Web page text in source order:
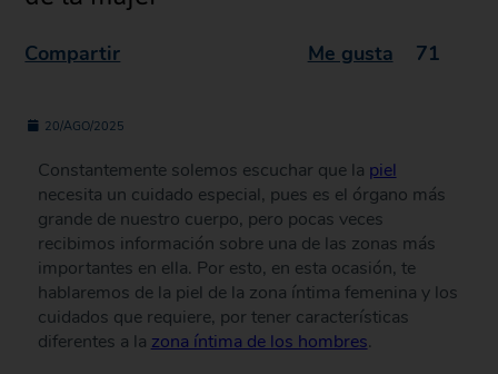
Compartir Me gusta 71
20/AGO/2025
Constantemente solemos escuchar que la piel
necesita un cuidado especial, pues es el órgano más
grande de nuestro cuerpo, pero pocas veces
recibimos información sobre una de las zonas más
importantes en ella. Por esto, en esta ocasión, te
hablaremos de la piel de la zona íntima femenina y los
cuidados que requiere, por tener características
diferentes a la zona íntima de los hombres.